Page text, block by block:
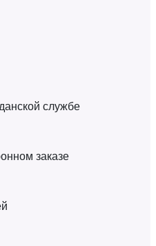
службе
заказе